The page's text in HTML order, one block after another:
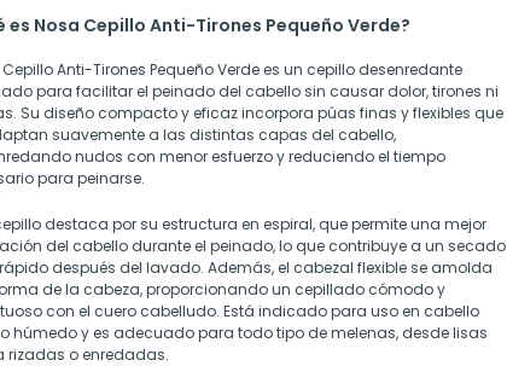
es Nosa Cepillo Anti-Tirones Pequeño Verde?
Anti-Tirones Pequeño Verde es un cepillo desenredante
para facilitar el peinado del cabello sin causar dolor, tirones ni
Su diseño compacto y eficaz incorpora púas finas y flexibles que
suavemente a las distintas capas del cabello,
nudos con menor esfuerzo y reduciendo el tiempo
para peinarse.
destaca por su estructura en espiral, que permite una mejor
del cabello durante el peinado, lo que contribuye a un secado
después del lavado. Además, el cabezal flexible se amolda
de la cabeza, proporcionando un cepillado cómodo y
con el cuero cabelludo. Está indicado para uso en cabello
húmedo y es adecuado para todo tipo de melenas, desde lisas
rizadas o enredadas.